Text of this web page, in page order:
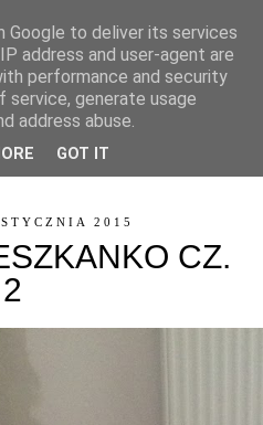
▼
2015
CZ.
2
Google to deliver its services
address and user-agent are
performance and security
generate usage
address abuse.
GOT IT